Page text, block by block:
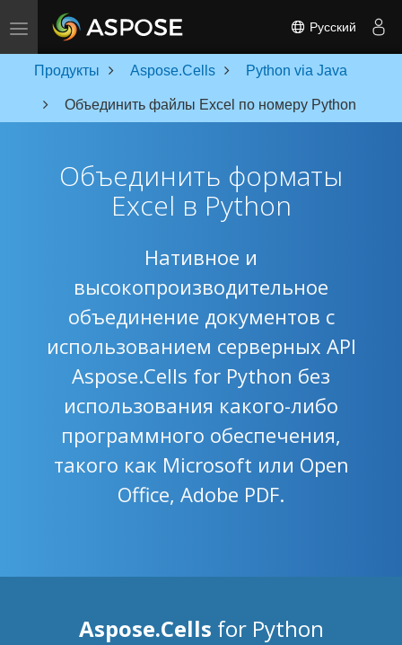
Toggle navigation Русский
Продукты Aspose.Cells Python via Java
Объединить файлы Excel по номеру Python
Объединить форматы
Excel в Python
Нативное и
высокопроизводительное
объединение документов с
использованием серверных API
Aspose.Cells for Python без
использования какого-либо
программного обеспечения,
такого как Microsoft или Open
Office, Adobe PDF.
Aspose.Cells for Python